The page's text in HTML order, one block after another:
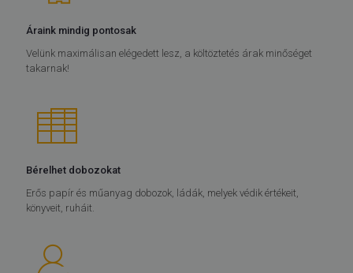
Áraink mindig pontosak
Velünk maximálisan elégedett lesz, a költöztetés árak minőséget
takarnak!
Bérelhet dobozokat
Erős papír és műanyag dobozok, ládák, melyek védik értékeit,
könyveit, ruháit.